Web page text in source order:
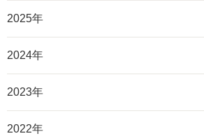
2025年
2024年
2023年
2022年